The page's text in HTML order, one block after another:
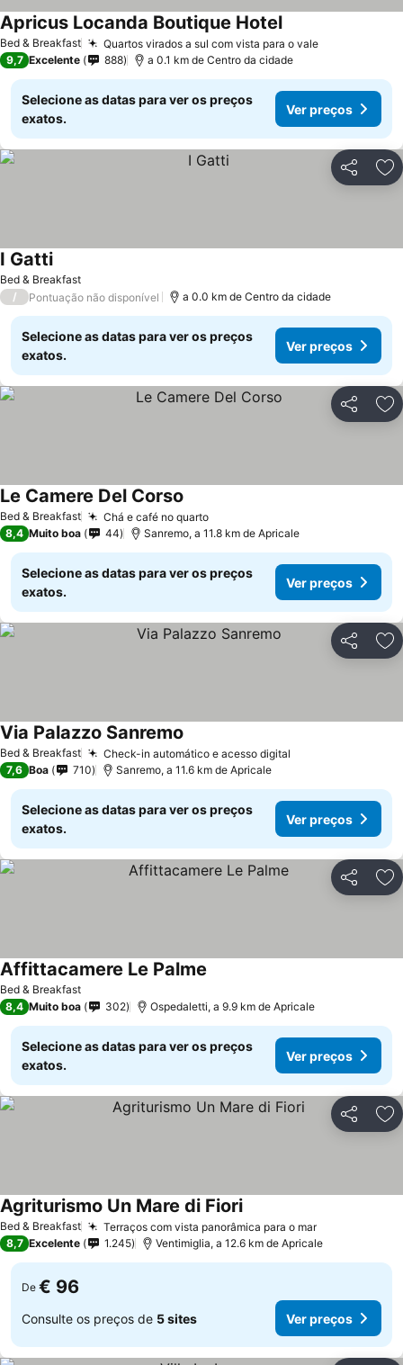
Bed & Breakfast Quartos virados a sul com vista para o valeVer preços
Apricus Locanda Boutique HotelVer preços
9,7 Excelente 888 a 0.1 km de Centro da cidade
Selecione as datas para ver os preços
exatos.
Ver preços
Partilhar
Bed & Breakfast
I GattiVer preços
/ Pontuação não disponível a 0.0 km de Centro da cidade
Selecione as datas para ver os preços
exatos.
Ver preços
Partilhar
Bed & Breakfast Chá e café no quartoVer preços
Le Camere Del Corso
8,4 Muito boa 44 Sanremo, a 11.8 km de Apricale
Selecione as datas para ver os preços
exatos.
Ver preços
Partilhar
Bed & Breakfast Check-in automático e acesso digital
Via Palazzo Sanremo
7,6 Boa 710 Sanremo, a 11.6 km de Apricale
Selecione as datas para ver os preços
exatos.
Ver preços
Partilhar
Bed & Breakfast
Affittacamere Le Palme
8,4 Muito boa 302 Ospedaletti, a 9.9 km de Apricale
Selecione as datas para ver os preços
exatos.
Ver preços
Partilhar
Bed & Breakfast Terraços com vista panorâmica para o marVer preços
Agriturismo Un Mare di FioriVer preços
8,7 Excelente 1.245 Ventimiglia, a 12.6 km de Apricale
De € 96
Consulte os preços de 5 sites Ver preços